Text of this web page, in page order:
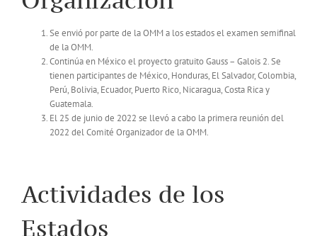
Se envió por parte de la OMM a los estados el examen semifinal
de la OMM.
Continúa en México el proyecto gratuito Gauss – Galois 2. Se
tienen participantes de México, Honduras, El Salvador, Colombia,
Perú, Bolivia, Ecuador, Puerto Rico, Nicaragua, Costa Rica y
Guatemala.
El 25 de junio de 2022 se llevó a cabo la primera reunión del
2022 del Comité Organizador de la OMM.
Actividades de los
Estados